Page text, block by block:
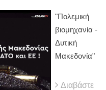
"Πολεμική
βιομηχανία -
Δυτική
Μακεδονία"
Διαβάστε